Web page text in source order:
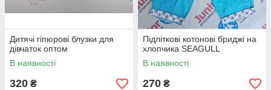
Дитячі гіпюрові блузки для
дівчаток оптом
В наявності
320 ₴
Підліткові котонові бриджі на
хлопчика SEAGULL
В наявності
270 ₴